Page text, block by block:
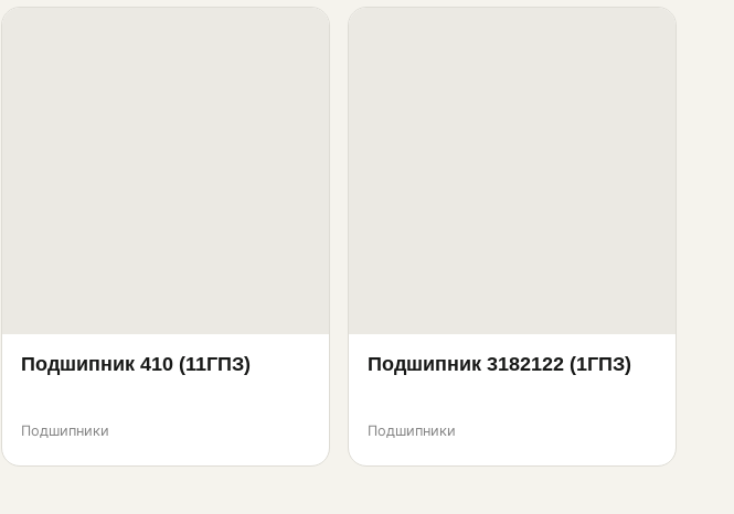
Подшипник 410 (11ГПЗ)
Подшипники
Подшипник 3182122 (1ГПЗ)
Подшипники